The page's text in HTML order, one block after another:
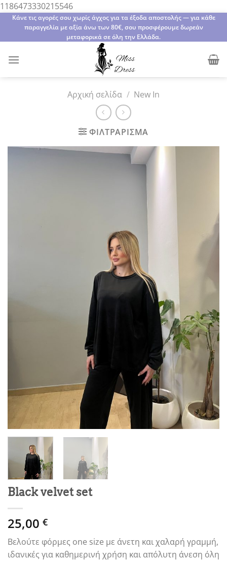
1186473330215546Μετάβαση
στο
περιεχόμενο
Κάνε τις αγορές σου χωρίς άγχος για τα έξοδα αποστολής — για κάθε
παραγγελία με αξία άνω των 80€, σου προσφέρουμε δωρεάν
μεταφορικά σε όλη την Ελλάδα.
Αρχική σελίδα / New In
ΦΙΛΤΡΆΡΙΣΜΑ
Black velvet set
25,00 €
Βελούτε φόρμες one size με άνετη και χαλαρή γραμμή,
ιδανικές για καθημερινή χρήση και απόλυτη άνεση όλη